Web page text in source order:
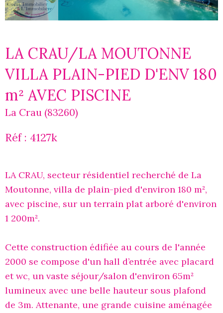
LA CRAU/LA MOUTONNE
VILLA PLAIN-PIED D'ENV 180
m² AVEC PISCINE
La Crau (83260)
Réf : 4127k
LA CRAU, secteur résidentiel recherché de La
Moutonne, villa de plain-pied d'environ 180 m²,
avec piscine, sur un terrain plat arboré d'environ
1 200m².
Cette construction édifiée au cours de l'année
2000 se compose d'un hall d’entrée avec placard
et wc, un vaste séjour/salon d'environ 65m²
lumineux avec une belle hauteur sous plafond
de 3m. Attenante, une grande cuisine aménagée